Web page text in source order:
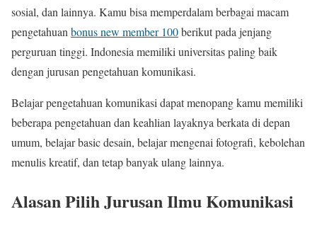
sosial, dan lainnya. Kamu bisa memperdalam berbagai macam
pengetahuan bonus new member 100berikut pada jenjang
perguruan tinggi. Indonesia memiliki universitas paling baik
dengan jurusan pengetahuan komunikasi.
Belajar pengetahuan komunikasi dapat menopang kamu memiliki
beberapa pengetahuan dan keahlian layaknya berkata di depan
umum, belajar basic desain, belajar mengenai fotografi, kebolehan
menulis kreatif, dan tetap banyak ulang lainnya.
Alasan Pilih Jurusan Ilmu Komunikasi